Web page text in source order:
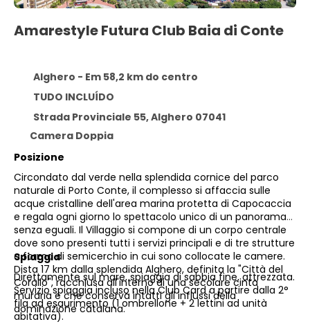
Amarestyle Futura Club Baia di Conte
Alghero - Em 58,2 km do centro
TUDO INCLUÍDO
Strada Provinciale 55, Alghero 07041
Camera Doppia
Posizione
Circondato dal verde nella splendida cornice del parco
naturale di Porto Conte, il complesso si affaccia sulle
acque cristalline dell'area marina protetta di Capocaccia
e regala ogni giorno lo spettacolo unico di un panorama
senza eguali. Il Villaggio si compone di un corpo centrale
dove sono presenti tutti i servizi principali e di tre strutture
a forma di semicerchio in cui sono collocate le camere.
Dista 17 km dalla splendida Alghero, definita la "Città del
Corallo", racchiusa all'interno di una secolare cinta
muraria e che conserva intatti gli influssi della
dominazione catalana.
Spiaggia
Direttamente sul mare, spiaggia di sabbia fine, attrezzata.
Servizio spiaggia incluso nella Club Card a partire dalla 2°
fila ad esaurimento (1 ombrellone + 2 lettini ad unità
abitativa).